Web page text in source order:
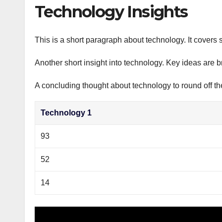
Technology Insights
This is a short paragraph about technology. It covers
Another short insight into technology. Key ideas are
A concluding thought about technology to round off
Technology 1
93
52
14